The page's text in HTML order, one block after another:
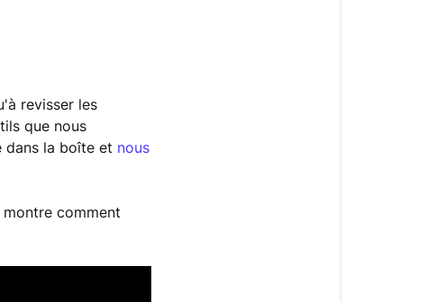
revisser les
que nous
dans la boîte et nous
comment